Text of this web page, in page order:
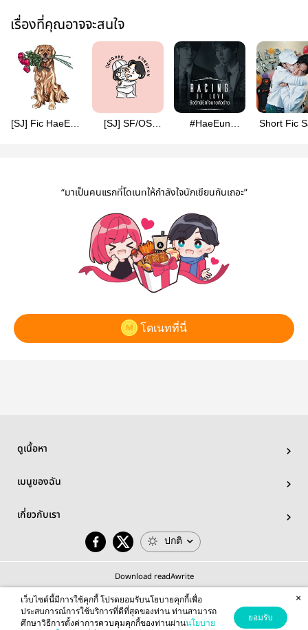
เรื่องที่คุณอาจจะสนใจ
[SJ] Fic HaeEun
[SJ] SF/OS
#HaeEun
Short Fic
“มาเป็นคนแรกที่โดเนทให้กำลังใจนักเขียนกันเถอะ”
โดเนทที่นี่
ดูเนื้อหา
เมนูของฉัน
เกี่ยวกับเรา
ปกติ
Download readAwrite
เว็บไซต์นี้มีการใช้คุกกี้ โปรดยอมรับนโยบายคุกกี้เพื่อ
ประสบการณ์การใช้บริการที่ดีที่สุดของท่าน ท่านสามารถ
ศึกษาวิธีการตั้งค่าการควบคุมคุกกี้ของท่านผ่านนโยบาย
ยอมรับ
×